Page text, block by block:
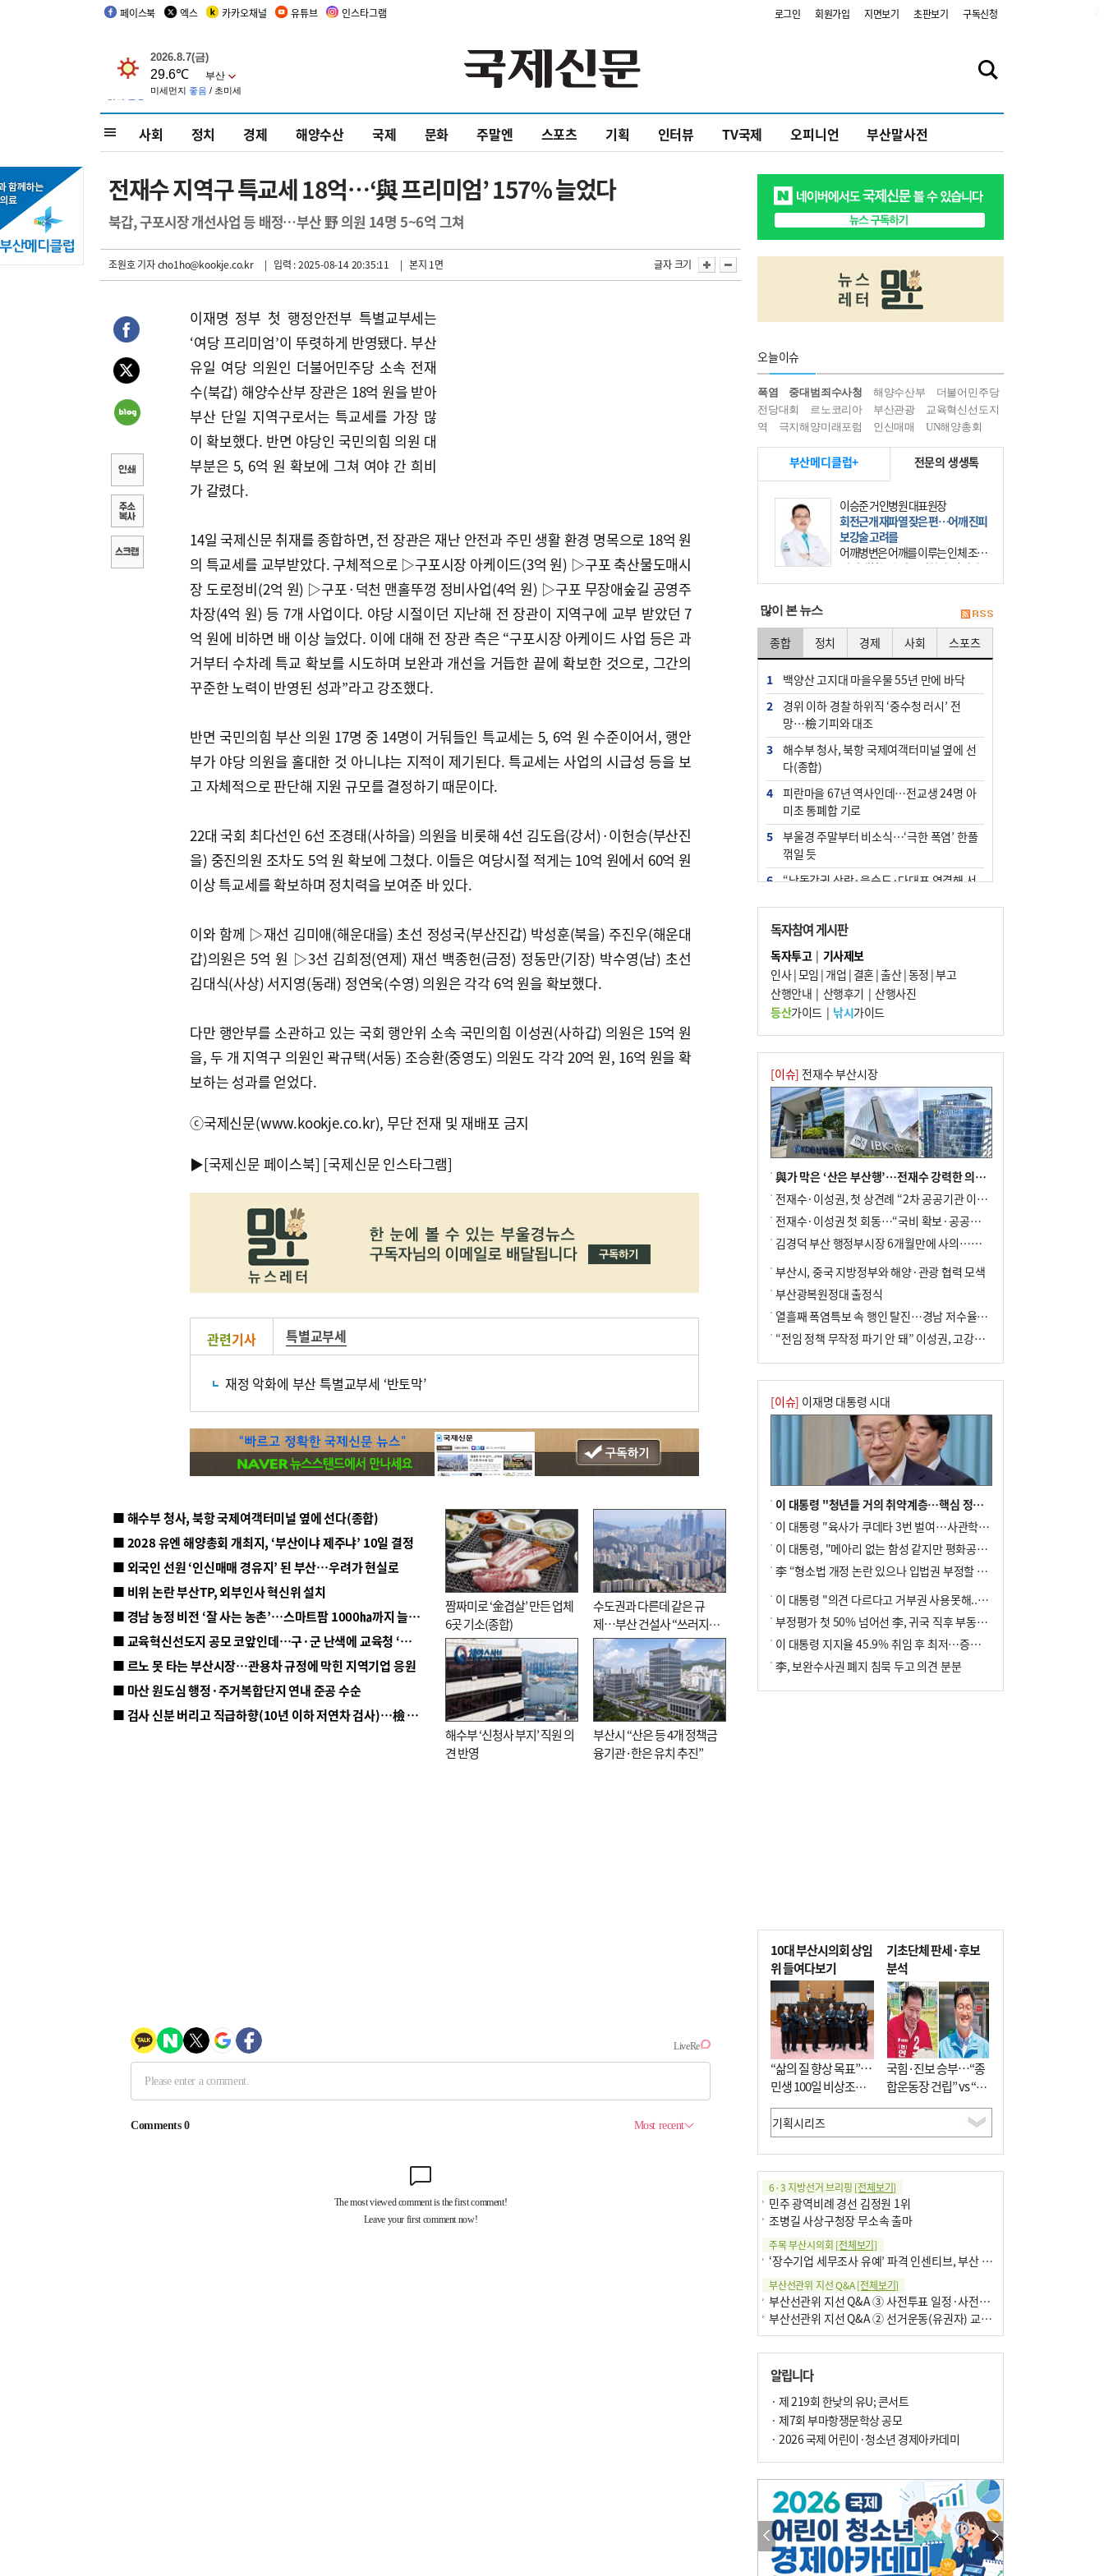
페이스북 엑스 카카오채널 유튜브 인스타그램 로그인 회원가입 지면보기 초판보기 구독신청
사회 정치 경제 해양수산 국제 문화 주말엔 스포츠 기획 인터뷰 TV국제 오피니언 부산말사전
전재수 지역구 특교세 18억…‘與 프리미엄’ 157% 늘었다
북갑, 구포시장 개선사업 등 배정…부산 野 의원 14명 5~6억 그쳐
조원호 기자cho1ho@kookje.co.kr | 입력 : 2025-08-14 20:35:11 | 본지 1면 글자 크기
이재명 정부 첫 행정안전부 특별교부세는
‘여당 프리미엄’이 뚜렷하게 반영됐다. 부산
유일 여당 의원인 더불어민주당 소속 전재
수(북갑) 해양수산부 장관은 18억 원을 받아
부산 단일 지역구로서는 특교세를 가장 많
이 확보했다. 반면 야당인 국민의힘 의원 대
부분은 5, 6억 원 확보에 그쳐 여야 간 희비
가 갈렸다.
14일 국제신문 취재를 종합하면, 전 장관은 재난 안전과 주민 생활 환경 명목으로 18억 원
의 특교세를 교부받았다. 구체적으로 ▷구포시장 아케이드(3억 원) ▷구포 축산물도매시
장 도로정비(2억 원) ▷구포·덕천 맨홀뚜껑 정비사업(4억 원) ▷구포 무장애숲길 공영주
차장(4억 원) 등 7개 사업이다. 야당 시절이던 지난해 전 장관이 지역구에 교부 받았던 7
억 원에 비하면 배 이상 늘었다. 이에 대해 전 장관 측은 “구포시장 아케이드 사업 등은 과
거부터 수차례 특교 확보를 시도하며 보완과 개선을 거듭한 끝에 확보한 것으로, 그간의
꾸준한 노력이 반영된 성과”라고 강조했다.
반면 국민의힘 부산 의원 17명 중 14명이 거둬들인 특교세는 5, 6억 원 수준이어서, 행안
부가 야당 의원을 홀대한 것 아니냐는 지적이 제기된다. 특교세는 사업의 시급성 등을 보
고 자체적으로 판단해 지원 규모를 결정하기 때문이다.
22대 국회 최다선인 6선 조경태(사하을) 의원을 비롯해 4선 김도읍(강서)·이헌승(부산진
을) 중진의원 조차도 5억 원 확보에 그쳤다. 이들은 여당시절 적게는 10억 원에서 60억 원
이상 특교세를 확보하며 정치력을 보여준 바 있다.
이와 함께 ▷재선 김미애(해운대을) 초선 정성국(부산진갑) 박성훈(북을) 주진우(해운대
갑)의원은 5억 원 ▷3선 김희정(연제) 재선 백종헌(금정) 정동만(기장) 박수영(남) 초선
김대식(사상) 서지영(동래) 정연욱(수영) 의원은 각각 6억 원을 확보했다.
다만 행안부를 소관하고 있는 국회 행안위 소속 국민의힘 이성권(사하갑) 의원은 15억 원
을, 두 개 지역구 의원인 곽규택(서동) 조승환(중영도) 의원도 각각 20억 원, 16억 원을 확
보하는 성과를 얻었다.
ⓒ국제신문(www.kookje.co.kr), 무단 전재 및 재배포 금지
▶[국제신문 페이스북] [국제신문 인스타그램]
관련기사 특별교부세
재정 악화에 부산 특별교부세 ‘반토막’
■ 해수부 청사, 북항 국제여객터미널 옆에 선다(종합)
■ 2028 유엔 해양총회 개최지, ‘부산이냐 제주냐’ 10일 결정
■ 외국인 선원 ‘인신매매 경유지’ 된 부산…우려가 현실로
■ 비위 논란 부산TP, 외부인사 혁신위 설치
■ 경남 농정 비전 ‘잘 사는 농촌’…스마트팜 1000㏊까지 늘린다
■ 교육혁신선도지 공모 코앞인데…구·군 난색에 교육청 ‘쩔쩔’
■ 르노 못 타는 부산시장…관용차 규정에 막힌 지역기업 응원
■ 마산 원도심 행정·주거복합단지 연내 준공 수순
■ 검사 신분 버리고 직급하향(10년 이하 저연차 검사)…檢 중수청행 기피
짬짜미로 ‘金겹살’ 만든 업체
6곳 기소(종합)
수도권과 다른데 같은 규
제…부산 건설사 “쓰러지기
직전”
해수부 ‘신청사 부지’ 직원 의
견 반영
부산시 “산은 등 4개 정책금
융기관·한은 유치 추진”
오늘이슈
폭염 중대범죄수사청 해양수산부
더불어민주당
전당대회
르노코리아 부산관광
교육혁신선도지
역
극지해양미래포럼 인신매매 UN해양총회
부산메디클럽+ 전문의 생생톡
이승준 거인병원 대표원장
회전근개 재파열 잦은 편…어깨 진피
보강술 고려를
어깨병변은 어깨를 이루는 인체 조직
에 발생하는 손상을 말한다. 여기에
는 오십견과 회전근개 증후군, 어깨
많이 본 뉴스
종합 정치 경제 사회 스포츠
1
백양산 고지대 마을우물 55년 만에 바닥
2
경위 이하 경찰 하위직 ‘중수청 러시’ 전
망…檢 기피와 대조
3
해수부 청사, 북항 국제여객터미널 옆에 선
다(종합)
4
피란마을 67년 역사인데…전교생 24명 아
미초 통폐합 기로
5
부울경 주말부터 비소식…‘극한 폭염’ 한풀
꺾일 듯
6
“낙동강권 삼락·을숙도·다대포 연결해 서
7
오늘의 날씨- 2026년 8월 7일
8
외국인 선원 ‘인신매매 경유지’ 된 부산…
우려가 현실로
9
[사설] 해수부 신청사 북항으로 확정, 해양
수도 도약의 전환점
10 르노 못 타는 부산시장…관용차 규정에 막
힌 지역기업 응원
독자참여 게시판
독자투고| 기사제보
인사|모임 | 개업 | 결혼|출산|동정 |부고
산행안내 | 산행후기 | 산행사진
등산가이드| 낚시가이드
[이슈] 전재수 부산시장
與가 막은 ‘산은 부산행’…전재수 강력한 의지 표명 없인 공염불
전재수·이성권, 첫 상견례 “2차 공공기관 이전 초당 협력”(종합)
전재수·이성권 첫 회동…“국비 확보·공공기관 이전 협력”
김경덕 부산 행정부시장 6개월만에 사의…후임 인선 촉각
부산시, 중국 지방정부와 해양·관광 협력 모색
부산광복원정대 출정식
열흘째 폭염특보 속 행인 탈진…경남 저수율 평년의 절반
“전임 정책 무작정 파기 안 돼” 이성권, 고강도 ‘전재수 견제’ 예고
[이슈] 이재명 대통령 시대
이 대통령 "청년들 거의 취약계층…핵심 정책 재편""
이 대통령 "육사가 쿠데타 3번 벌여…사관학교 통합 신속히 추진"
이 대통령, "메아리 없는 함성 같지만 평화공존책 계속해야"
李 “형소법 개정 논란 있으나 입법권 부정할 만큼은 아냐”(종합)
이 대통령 "의견 다르다고 거부권 사용못해.. 입법권 부정할 상황이라 보기 어려워"
부정평가 첫 50% 넘어선 李, 귀국 직후 부동산·증시 점검(종합)
이 대통령 지지율 45.9% 취임 후 최저…증시 폭락·연임 개헌 논란 영향
李, 보완수사권 폐지 침묵 두고 의견 분분
10대 부산시의회 상임
위 들여다보기
“삶의 질 향상 목표”…
민생 100일 비상조치
면밀 심사
기초단체 판세·후보
분석
국힘·진보 승부…“종
합운동장 건립” vs “출
근 공공버스 도입”
6·3 지방선거 브리핑 [전체보기]
민주 광역비례 경선 김정원 1위
조병길 사상구청장 무소속 출마
주목 부산시의회 [전체보기]
‘장수기업 세무조사 유예’ 파격 인센티브, 부산 유출 막을까
부산선관위 지선 Q&A[전체보기]
부산선관위 지선 Q&A ③ 사전투표 일정·사전투표함 보관
부산선관위 지선 Q&A ② 선거운동(유권자) 교육감투표용지
알립니다
· 제 219회 한낮의 유U; 콘서트
· 제7회 부마항쟁문학상 공모
· 2026 국제 어린이·청소년 경제아카데미